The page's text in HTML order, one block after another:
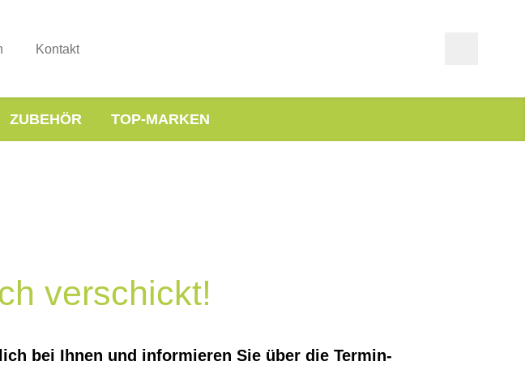
Kontakt
ZUBEHÖR TOP-MARKEN
verschickt!
bei Ihnen und informieren Sie über die Termin-